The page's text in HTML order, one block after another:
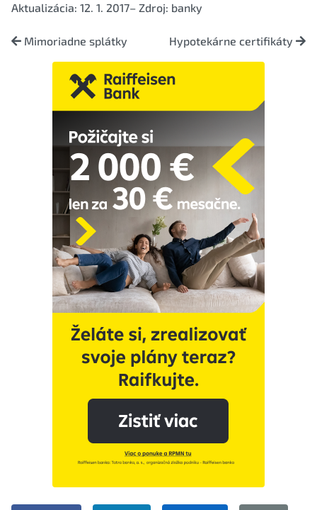
Aktualizácia: 12. 1. 2017– Zdroj: banky
Mimoriadne splátky Hypotekárne certifikáty